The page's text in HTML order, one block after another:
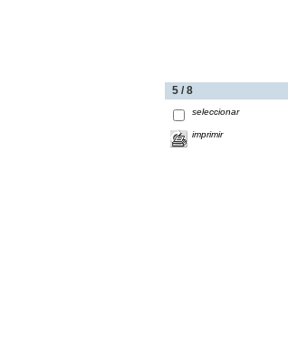
5 / 8
seleccionar
imprimir